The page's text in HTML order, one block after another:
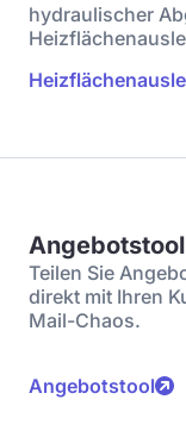
hydraulischer
Angebotstool
Teilen Sie
direkt mit Ihren
Mail-Chaos.
Angebotstool